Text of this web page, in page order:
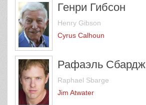
Генри Гибсон
Henry Gibson
Cyrus Calhoun
Рафаэль Сбардж
Raphael Sbarge
Jim Atwater